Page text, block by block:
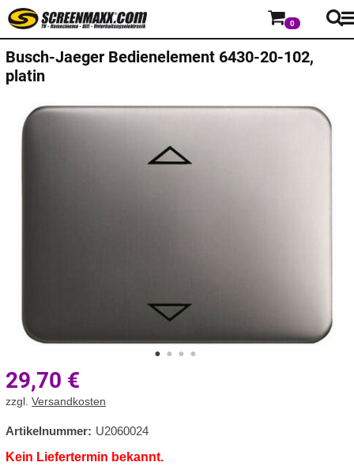
0
Busch-Jaeger Bedienelement 6430-20-102,
platin
29,70 €
zzgl. Versandkosten
Artikelnummer: U2060024
Kein Liefertermin bekannt.